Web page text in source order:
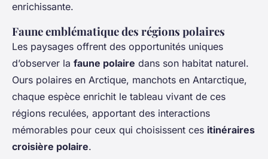
enrichissante.
Faune emblématique des régions polaires
Les paysages offrent des opportunités uniques
d’observer la faune polaire dans son habitat naturel.
Ours polaires en Arctique, manchots en Antarctique,
chaque espèce enrichit le tableau vivant de ces
régions reculées, apportant des interactions
mémorables pour ceux qui choisissent ces itinéraires
croisière polaire.